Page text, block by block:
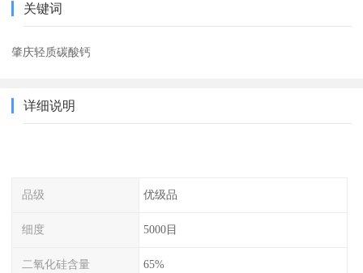
关键词
肇庆轻质碳酸钙
详细说明
品级 优级品
细度 5000目
二氧化硅含量 65%